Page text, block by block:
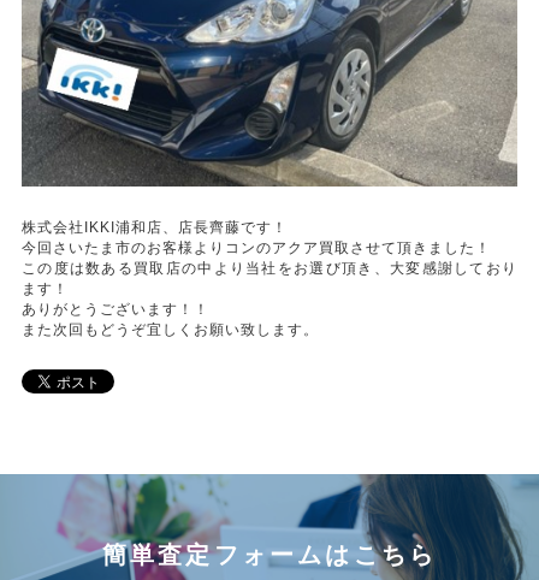
株式会社IKKI浦和店、店長齊藤です！
今回さいたま市のお客様よりコンのアクア買取させて頂きました！
この度は数ある買取店の中より当社をお選び頂き、大変感謝しており
ます！
ありがとうございます！！
また次回もどうぞ宜しくお願い致します。
簡単査定フォームはこちら